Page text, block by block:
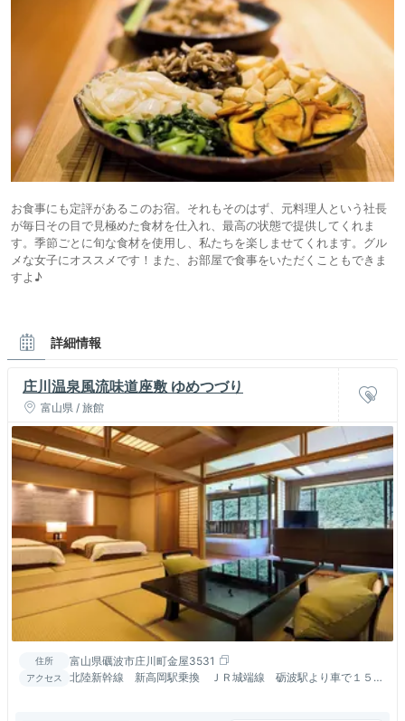
お食事にも定評があるこのお宿。それもそのはず、元料理人という社長
が毎日その目で見極めた食材を仕入れ、最高の状態で提供してくれま
す。季節ごとに旬な食材を使用し、私たちを楽しませてくれます。グル
メな女子にオススメです！また、お部屋で食事をいただくこともできま
すよ♪
詳細情報
庄川温泉風流味道座敷 ゆめつづり
富山県 / 旅館
住所 富山県礪波市庄川町金屋3531
アクセス
北陸新幹線 新高岡駅乗換 ＪＲ城端線 砺波駅より車で１５分